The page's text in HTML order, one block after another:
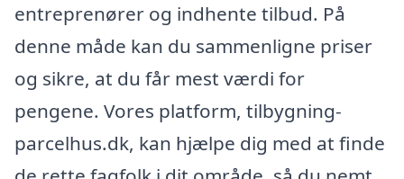
entreprenører og indhente tilbud. På
denne måde kan du sammenligne priser
og sikre, at du får mest værdi for
pengene. Vores platform, tilbygning-
parcelhus.dk, kan hjælpe dig med at finde